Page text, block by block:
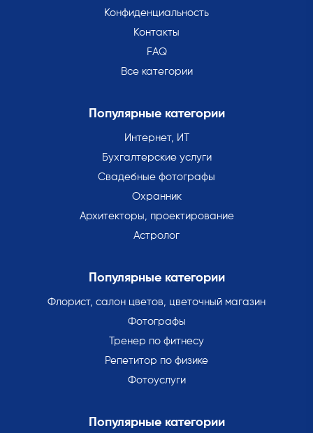
Конфиденциальность
Контакты
FAQ
Все категории
Популярные категории
Интернет, ИТ
Бухгалтерские услуги
Свадебные фотографы
Охранник
Архитекторы, проектирование
Астролог
Популярные категории
Флорист, салон цветов, цветочный магазин
Фотографы
Тренер по фитнесу
Репетитор по физике
Фотоуслуги
Популярные категории